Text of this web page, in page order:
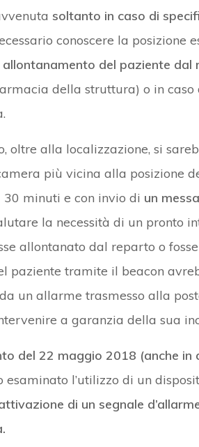
soltanto in caso di
conoscere la posizione
allontanamento del paziente
della struttura) o in
oltre alla localizzazione, si
più vicina alla posizione
minuti e con invio di un
la necessità di un pronto
allontanato dal reparto o
paziente tramite il beacon
un allarme trasmesso alla
a garanzia della sua
del 22 maggio 2018 (anche in
esaminato l’utilizzo di un
di un segnale